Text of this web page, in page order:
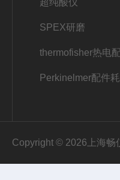
超纯酸仪
SPEX研磨
thermofisher热电
Perkinelmer配件
Copyright © 2026上海